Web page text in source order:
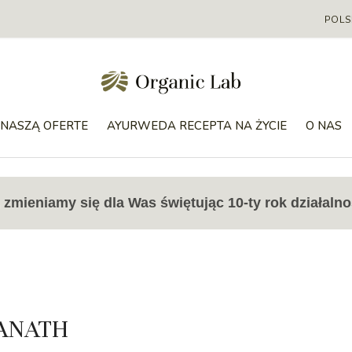
OFERTE AYURWEDA RECEPTA NA ŻYCIE O NAS
się dla Was świętując 10-ty rok